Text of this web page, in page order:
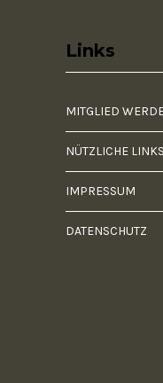
Links
MITGLIED
NÜTZLICHE LINKS
IMPRESSUM
DATENSCHUTZ